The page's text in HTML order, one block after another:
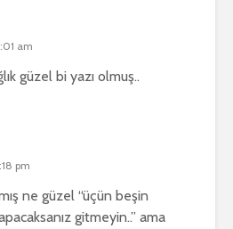
am
güzel bi yazı olmuş..
pm
ne güzel “üçün beşin
gitmeyin..” ama